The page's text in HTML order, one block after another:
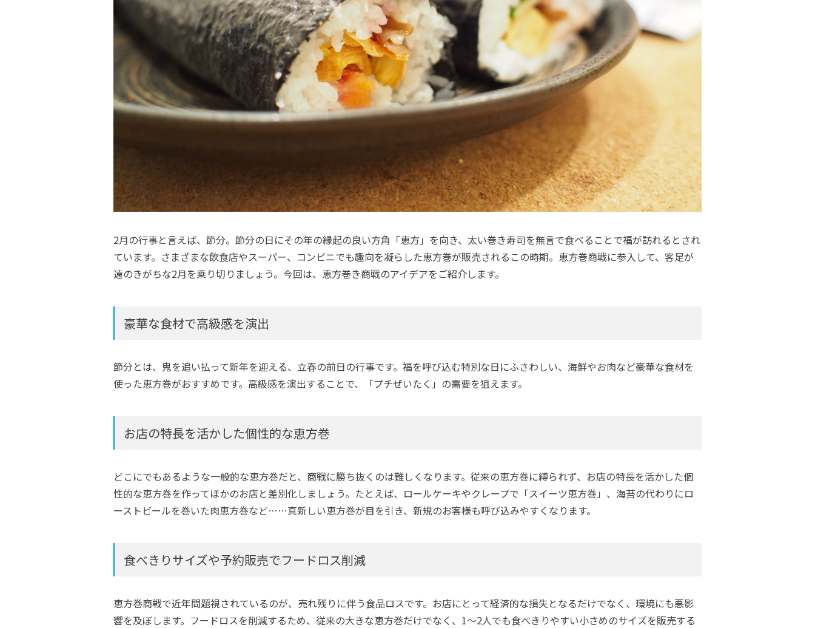
2月の行事と言えば、節分。節分の日にその年の縁起の良い方角「恵方」を向き、太い巻き寿司を無言で食べることで福が訪れるとされ
ています。さまざまな飲食店やスーパー、コンビニでも趣向を凝らした恵方巻が販売されるこの時期。恵方巻商戦に参入して、客足が
遠のきがちな2月を乗り切りましょう。今回は、恵方巻き商戦のアイデアをご紹介します。
豪華な食材で高級感を演出
節分とは、鬼を追い払って新年を迎える、立春の前日の行事です。福を呼び込む特別な日にふさわしい、海鮮やお肉など豪華な食材を
使った恵方巻がおすすめです。高級感を演出することで、「プチぜいたく」の需要を狙えます。
お店の特長を活かした個性的な恵方巻
どこにでもあるような一般的な恵方巻だと、商戦に勝ち抜くのは難しくなります。従来の恵方巻に縛られず、お店の特長を活かした個
性的な恵方巻を作ってほかのお店と差別化しましょう。たとえば、ロールケーキやクレープで「スイーツ恵方巻」、海苔の代わりにロ
ーストビールを巻いた肉恵方巻など……真新しい恵方巻が目を引き、新規のお客様も呼び込みやすくなります。
食べきりサイズや予約販売でフードロス削減
恵方巻商戦で近年問題視されているのが、売れ残りに伴う食品ロスです。お店にとって経済的な損失となるだけでなく、環境にも悪影
響を及ぼします。フードロスを削減するため、従来の大きな恵方巻だけでなく、1～2人でも食べきりやすい小さめのサイズを販売する